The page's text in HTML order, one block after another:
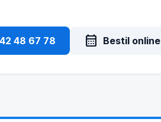
48 67 78 calendar_month Bestil online